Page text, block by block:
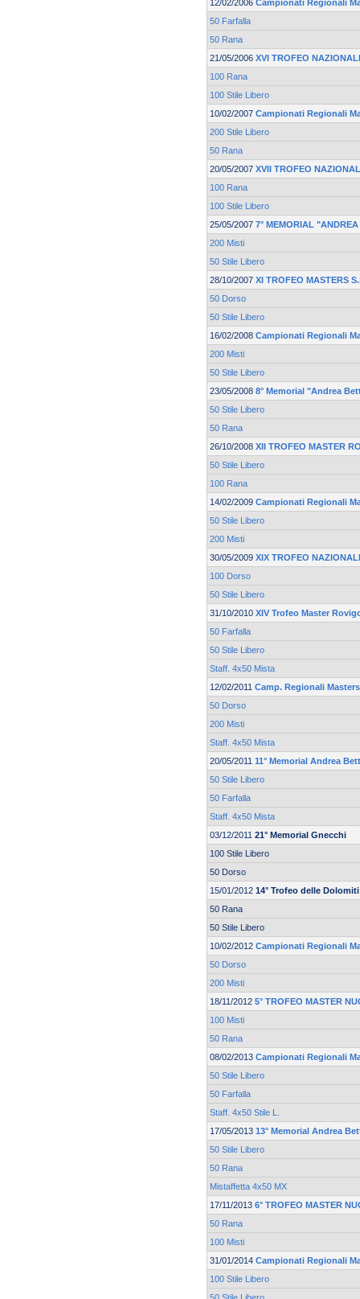
12/02/2006 Campionati Regionali
50 Farfalla
50 Rana
21/05/2006 XVI TROFEO
100 Rana
100 Stile Libero
10/02/2007 Campionati Regionali
200 Stile Libero
50 Rana
20/05/2007 XVII TROFEO
100 Rana
100 Stile Libero
25/05/2007 7° MEMORIAL
200 Misti
50 Stile Libero
28/10/2007 XI TROFEO MASTERS
50 Dorso
50 Stile Libero
16/02/2008 Campionati Regionali
200 Misti
50 Stile Libero
23/05/2008 8° Memorial "Andrea
50 Stile Libero
50 Rana
26/10/2008 XII TROFEO MASTER
50 Stile Libero
100 Rana
14/02/2009 Campionati Regionali
50 Stile Libero
200 Misti
30/05/2009 XIX TROFEO
100 Dorso
50 Stile Libero
31/10/2010 XIV Trofeo Master
50 Farfalla
50 Stile Libero
Staff. 4x50 Mista
12/02/2011 Camp. Regionali
50 Dorso
200 Misti
Staff. 4x50 Mista
20/05/2011 11° Memorial Andrea
50 Stile Libero
50 Farfalla
Staff. 4x50 Mista
03/12/2011 21° Memorial Gnecchi
100 Stile Libero
50 Dorso
15/01/2012 14° Trofeo delle Dolomiti
50 Rana
50 Stile Libero
10/02/2012 Campionati Regionali
50 Dorso
200 Misti
18/11/2012 5° TROFEO MASTER
100 Misti
50 Rana
08/02/2013 Campionati Regionali
50 Stile Libero
50 Farfalla
Staff. 4x50 Stile L.
17/05/2013 13° Memorial Andrea
50 Stile Libero
50 Rana
Mistaffetta 4x50 MX
17/11/2013 6° TROFEO MASTER
50 Rana
100 Misti
31/01/2014 Campionati Regionali
100 Stile Libero